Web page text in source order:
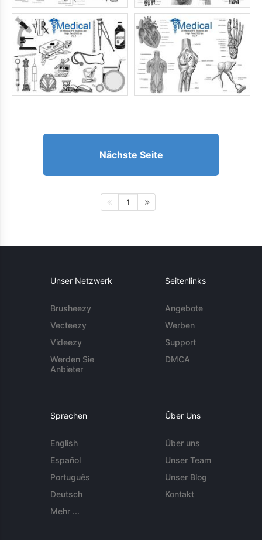
Nächste Seite
1
Unser Netzwerk
Brusheezy
Vecteezy
Videezy
Werden Sie
Anbieter
Seitenlinks
Angebote
Werben
Support
DMCA
Sprachen
English
Español
Português
Deutsch
Mehr ...
Über Uns
Über uns
Unser Team
Unser Blog
Kontakt